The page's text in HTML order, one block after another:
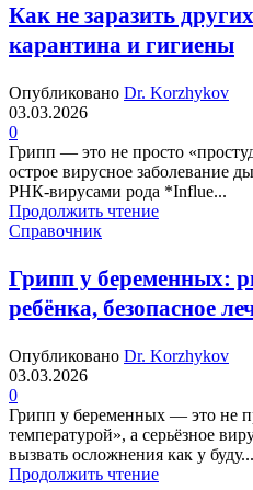
Как не заразить
карантина и гигиены
Опубликовано Dr. Korzhykov
03.03.2026
0
Грипп — это не просто
острое вирусное заболевание
РНК-вирусами рода *Influe...
Продолжить чтение
Справочник
Грипп у беременных:
ребёнка, безопасное
Опубликовано Dr. Korzhykov
03.03.2026
0
Грипп у беременных — это не
температурой», а серьёзное
вызвать осложнения как у буду...
Продолжить чтение